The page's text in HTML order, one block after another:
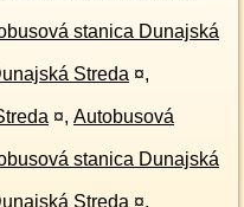
stanica Dunajská
Streda ¤,
¤, Autobusová
stanica Dunajská
Streda ¤,